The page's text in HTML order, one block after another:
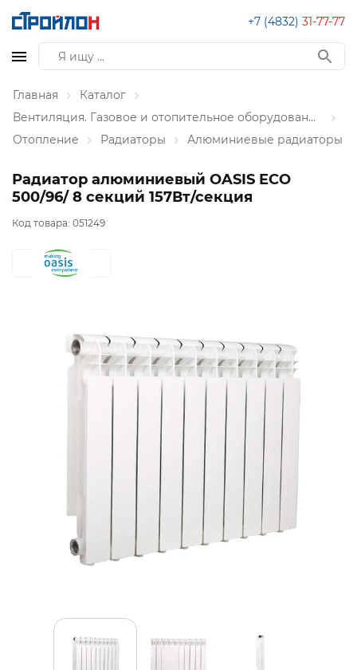
+7 (4832) 31-77-77
Главная
Каталог
Вентиляция. Газовое и отопительное оборудование
Отопление
Радиаторы Алюминиевые радиаторы
Радиатор алюминиевый OASIS ECO
500/96/ 8 секций 157Вт/секция
Код товара: 051249